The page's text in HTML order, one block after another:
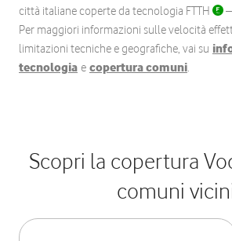
città italiane coperte da tecnologia FTTH
Per maggiori informazioni sulle velocità
limitazioni tecniche e geografiche, vai su
tecnologia e copertura comuni.
Scopri la copertura
comuni